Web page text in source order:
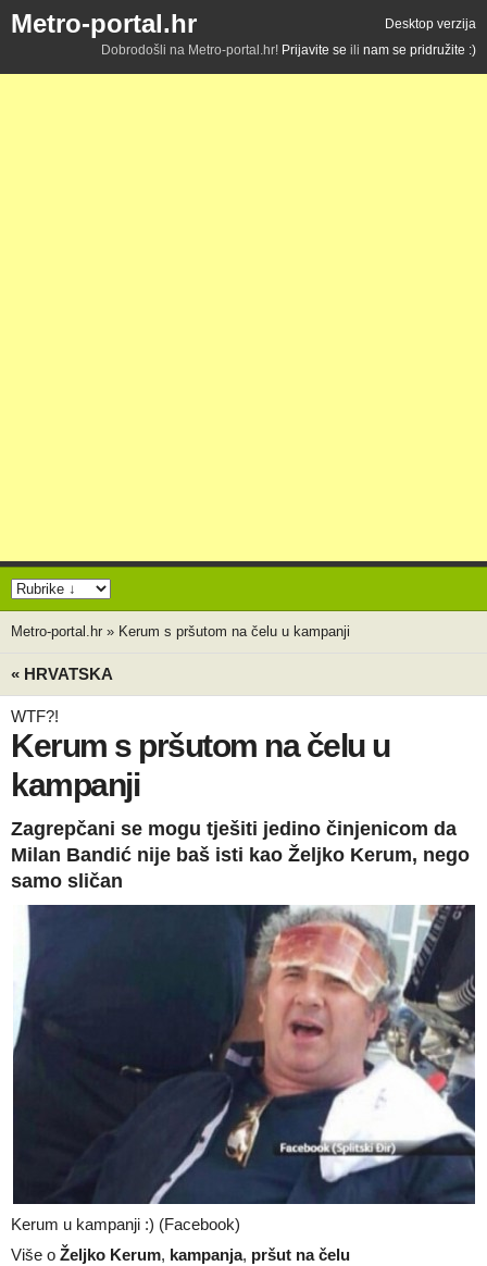
Metro-portal.hr
Desktop verzija
Dobrodošli na Metro-portal.hr! Prijavite se ili nam se pridružite :)
Metro-portal.hr » Kerum s pršutom na čelu u kampanji
« HRVATSKA
WTF?!
Kerum s pršutom na čelu u
kampanji
Zagrepčani se mogu tješiti jedino činjenicom da
Milan Bandić nije baš isti kao Željko Kerum, nego
samo sličan
Kerum u kampanji :) (Facebook)
Više o Željko Kerum, kampanja, pršut na čelu